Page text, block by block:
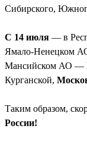
Сибирского,
С 14 июля — в
Ямало-Ненецком
Мансийском АО —
Курганской,
Таким образом,
России!